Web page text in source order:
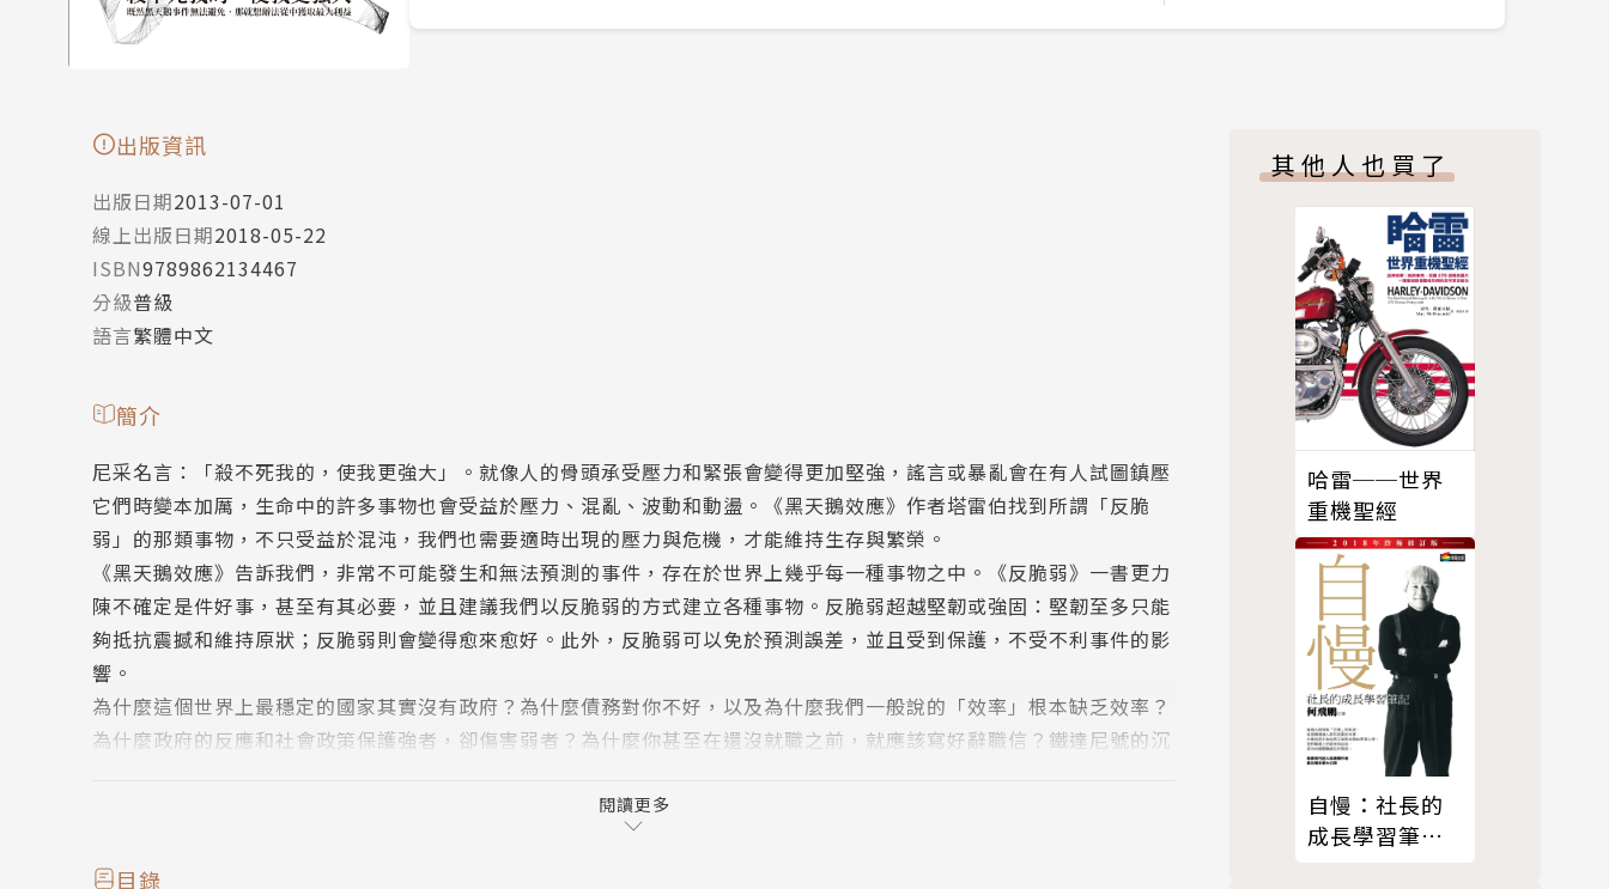
出版資訊
出版日期2013-07-01
線上出版日期2018-05-22
ISBN9789862134467
分級普級
語言繁體中文
簡介
尼采名言：「殺不死我的，使我更強大」。就像人的骨頭承受壓力和緊張會變得更加堅強，謠言或暴亂會在有人試圖鎮壓
它們時變本加厲，生命中的許多事物也會受益於壓力、混亂、波動和動盪。《黑天鵝效應》作者塔雷伯找到所謂「反脆
弱」的那類事物，不只受益於混沌，我們也需要適時出現的壓力與危機，才能維持生存與繁榮。
《黑天鵝效應》告訴我們，非常不可能發生和無法預測的事件，存在於世界上幾乎每一種事物之中。《反脆弱》一書更力
陳不確定是件好事，甚至有其必要，並且建議我們以反脆弱的方式建立各種事物。反脆弱超越堅韌或強固：堅韌至多只能
夠抵抗震撼和維持原狀；反脆弱則會變得愈來愈好。此外，反脆弱可以免於預測誤差，並且受到保護，不受不利事件的影
響。
為什麼這個世界上最穩定的國家其實沒有政府？為什麼債務對你不好，以及為什麼我們一般說的「效率」根本缺乏效率？
為什麼政府的反應和社會政策保護強者，卻傷害弱者？為什麼你甚至在還沒就職之前，就應該寫好辭職信？鐵達尼號的沉
統……風格獨樹一幟。《反脆弱》是生活在不確定世界中的藍圖，也是面對隨時可能出現的黑天鵝事件時的終極自保守
作者簡介
閱讀更多
目錄
其他人也買了
哈雷──世界
重機聖經
自慢：社長的
成長學習筆記